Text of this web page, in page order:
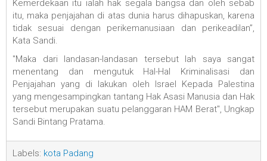
Kemerdekaan itu ialah hak segala bangsa dan oleh sebab
itu, maka penjajahan di atas dunia harus dihapuskan, karena
tidak sesuai dengan perikemanusiaan dan perikeadilan”,
Kata Sandi.
"Maka dari landasan-landasan tersebut lah saya sangat
menentang dan mengutuk Hal-Hal Kriminalisasi dan
Penjajahan yang di lakukan oleh Israel Kepada Palestina
yang mengesampingkan tantang Hak Asasi Manusia dan Hak
tersebut merupakan suatu pelanggaran HAM Berat", Ungkap
Sandi Bintang Pratama.
Labels: kota Padang